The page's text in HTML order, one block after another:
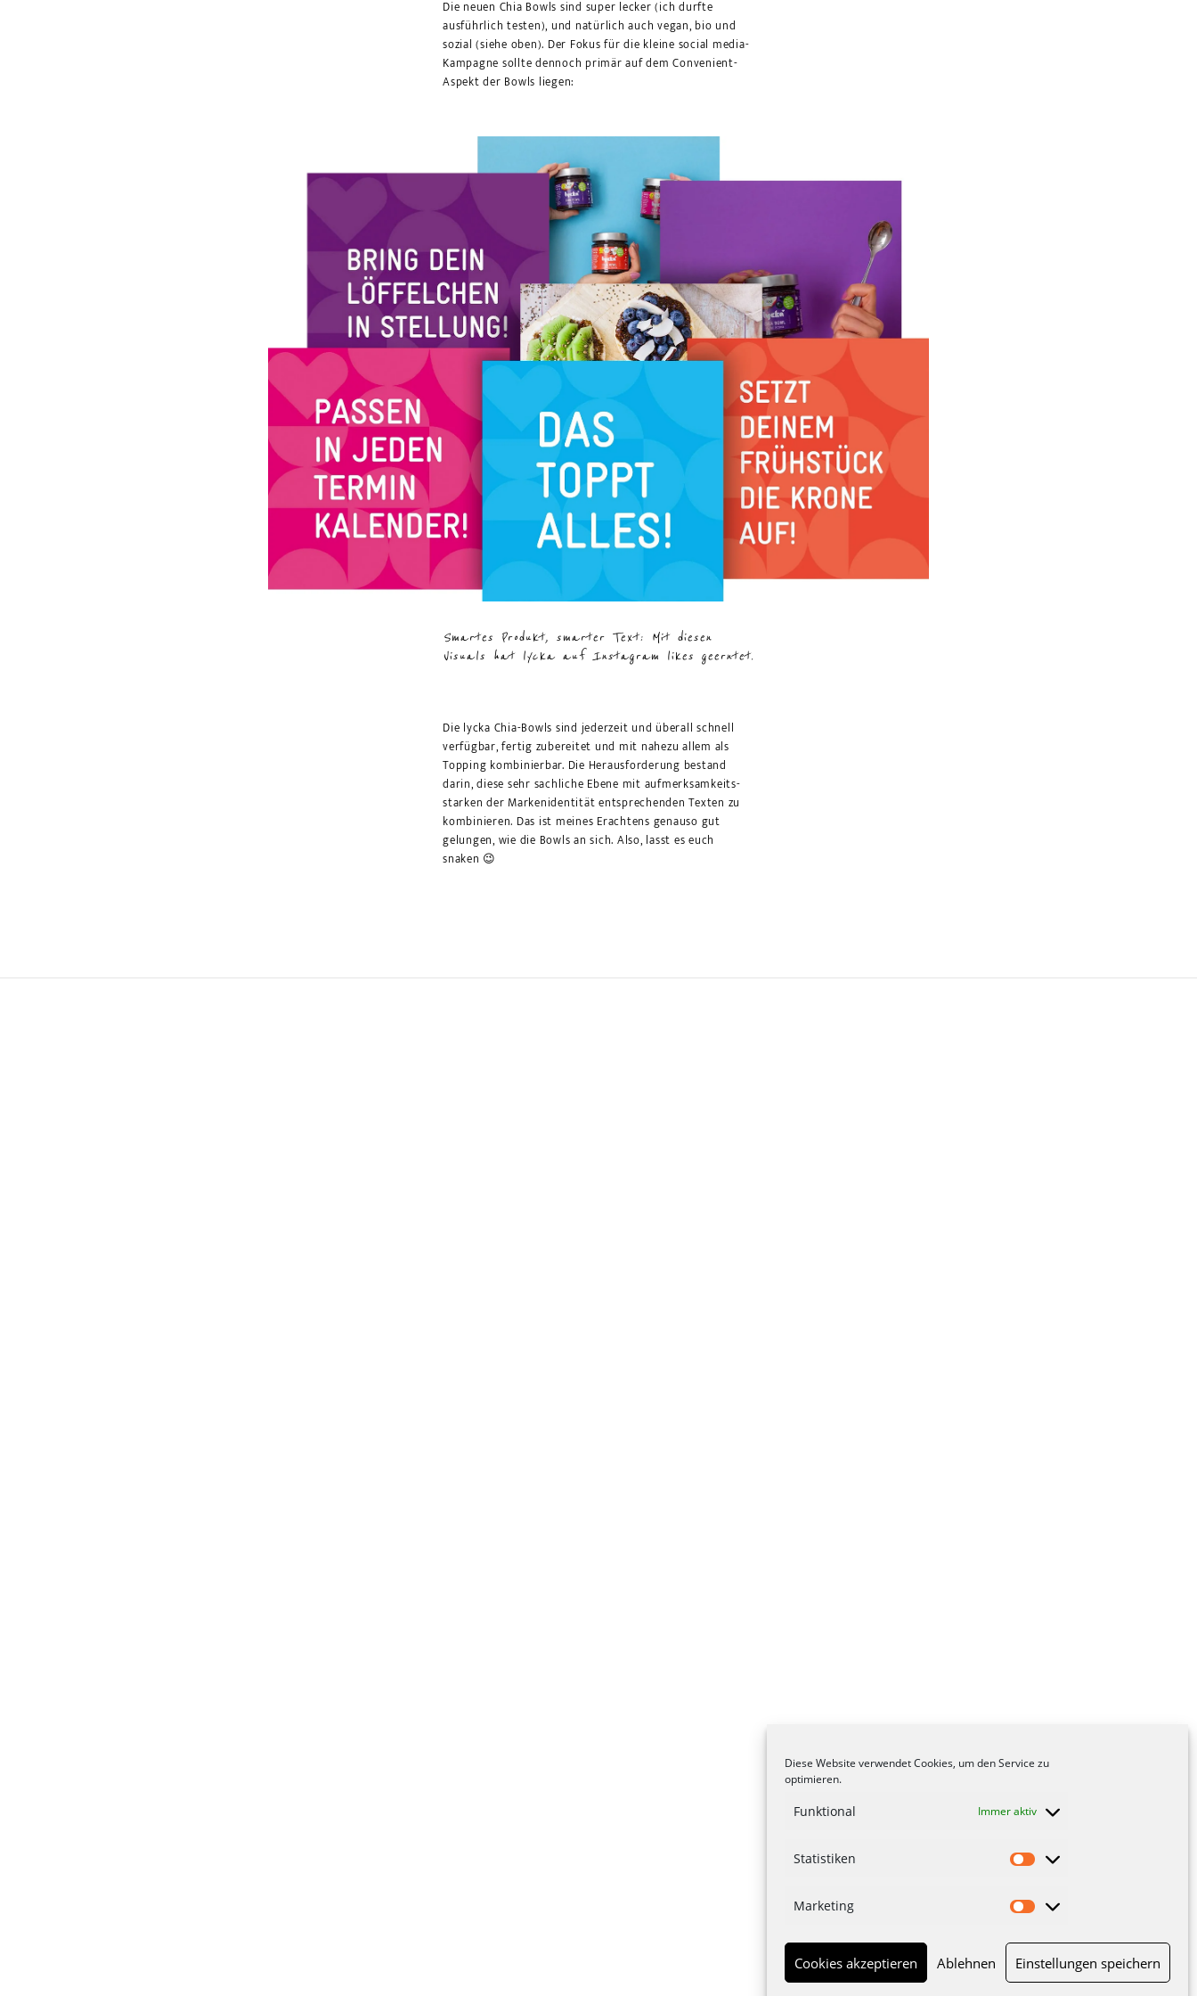
Diese Website verwendet Cookies, um den Service zu
optimieren.
Funktional Immer aktiv
Statistiken
Statistiken
Marketing
Marketing
Cookies akzeptieren Ablehnen Einstellungen speichern
Die neuen Chia Bowls sind super lecker (ich durfte
ausführlich testen), und natürlich auch vegan, bio und
sozial (siehe oben). Der Fokus für die kleine social media-
Kampagne sollte dennoch primär auf dem Convenient-
Aspekt der Bowls liegen:
Smartes Produkt, smarter Text: Mit diesen
Visuals hat lycka auf Instagram likes geerntet.
Die lycka Chia-Bowls sind jederzeit und überall schnell
verfügbar, fertig zubereitet und mit nahezu allem als
Topping kombinierbar. Die Heraus­forderung bestand
darin, diese sehr sachliche Ebene mit auf­merk­sam­keits­
star­ken der Marken­identität entsprechenden Texten zu
kombinieren. Das ist meines Erachtens genauso gut
gelungen, wie die Bowls an sich. Also, lasst es euch
snaken 😉